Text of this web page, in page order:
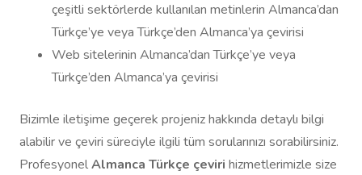
çeşitli sektörlerde kullanılan metinlerin Almanca’dan
Türkçe’ye veya Türkçe’den Almanca’ya çevirisi
Web sitelerinin Almanca’dan Türkçe’ye veya
Türkçe’den Almanca’ya çevirisi
Bizimle iletişime geçerek projeniz hakkında detaylı bilgi
alabilir ve çeviri süreciyle ilgili tüm sorularınızı sorabilirsiniz.
ProfesyonelAlmanca Türkçe çeviri hizmetlerimizle size